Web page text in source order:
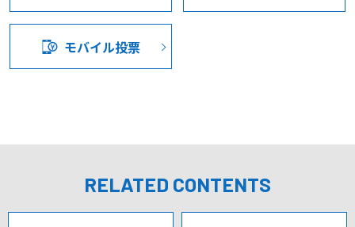
アグレッシブに挑むという、チームへの強烈なメッセージ
が読み取れる。
ッチ上で「ゲームを読む力」を体現できれば、必ず勝利へ
モバイル投票
RELATED CONTENTS